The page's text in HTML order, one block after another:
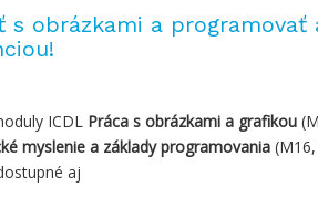
s obrázkami a programovať
ICDL Práca s obrázkami a grafikou
myslenie a základy programovania
aj